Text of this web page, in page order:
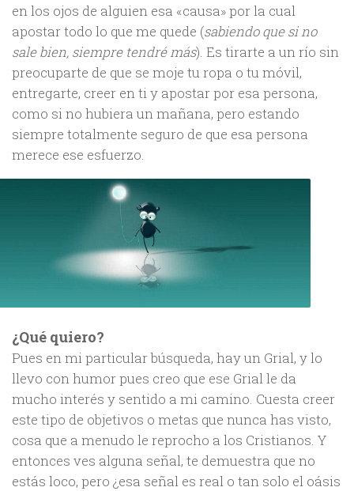
en los ojos de alguien esa «causa» por la cual
apostar todo lo que me quede (sabiendo que si no
sale bien, siempre tendré más). Es tirarte a un río sin
preocuparte de que se moje tu ropa o tu móvil,
entregarte, creer en ti y apostar por esa persona,
como si no hubiera un mañana, pero estando
siempre totalmente seguro de que esa persona
merece ese esfuerzo.
¿Qué quiero?
Pues en mi particular búsqueda, hay un Grial, y lo
llevo con humor pues creo que ese Grial le da
mucho interés y sentido a mi camino. Cuesta creer
este tipo de objetivos o metas que nunca has visto,
cosa que a menudo le reprocho a los Cristianos. Y
entonces ves alguna señal, te demuestra que no
estás loco, pero ¿esa señal es real o tan solo el oásis